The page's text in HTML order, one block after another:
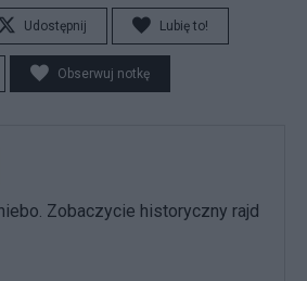
Udostępnij Lubię to!
Obserwuj notkę
Zobaczycie historyczny rajd